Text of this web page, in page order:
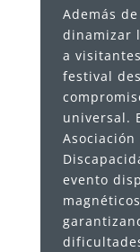
Además
dinamizar
a
festival
universal.
Asociación
evento